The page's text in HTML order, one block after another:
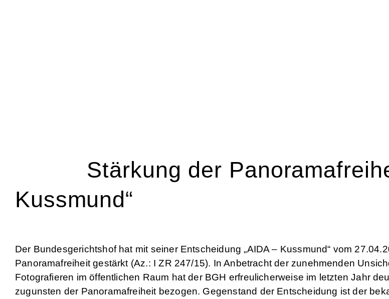
Stärkung der
Kussmund“
Der Bundesgerichtshof hat mit seiner Entscheidung „AIDA – Kussmund“ vom
Panoramafreiheit gestärkt (Az.: I ZR 247/15). In Anbetracht der zunehmenden
Fotografieren im öffentlichen Raum hat der BGH erfreulicherweise im letzten Jahr
zugunsten der Panoramafreiheit bezogen. Gegenstand der Entscheidung ist der